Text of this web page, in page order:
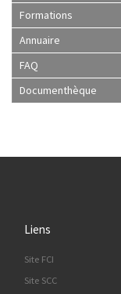
Formations
Annuaire
FAQ
Documenthèque
Liens
Site FCI
Site SCC